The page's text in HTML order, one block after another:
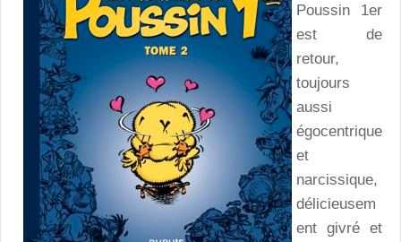
Poussin 1er
est de
retour,
toujours
aussi
égocentrique
et
narcissique,
délicieusem
ent givré et